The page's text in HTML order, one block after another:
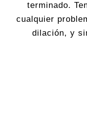
terminado.
cualquier
dilación, y